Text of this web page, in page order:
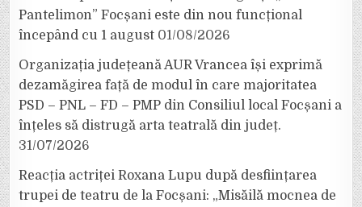
Pantelimon” Focșani este din nou funcțional
începând cu 1 august 01/08/2026
Organizația județeană AUR Vrancea își exprimă
dezamăgirea față de modul în care majoritatea
PSD – PNL – FD – PMP din Consiliul local Focșani a
înțeles să distrugă arta teatrală din județ.
31/07/2026
Reacția actriței Roxana Lupu după desființarea
trupei de teatru de la Focșani: „Misăilă mocnea de